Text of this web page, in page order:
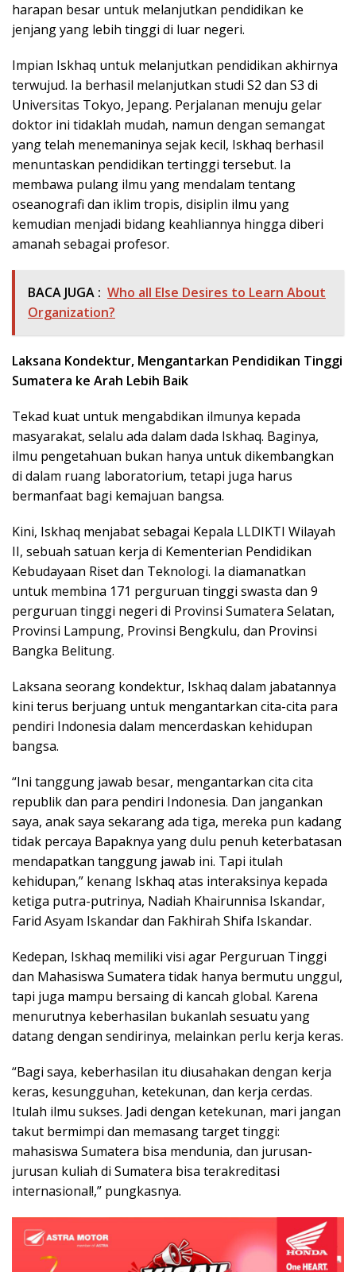
harapan besar untuk melanjutkan pendidikan ke
jenjang yang lebih tinggi di luar negeri.
Impian Iskhaq untuk melanjutkan pendidikan akhirnya
terwujud. Ia berhasil melanjutkan studi S2 dan S3 di
Universitas Tokyo, Jepang. Perjalanan menuju gelar
doktor ini tidaklah mudah, namun dengan semangat
yang telah menemaninya sejak kecil, Iskhaq berhasil
menuntaskan pendidikan tertinggi tersebut. Ia
membawa pulang ilmu yang mendalam tentang
oseanografi dan iklim tropis, disiplin ilmu yang
kemudian menjadi bidang keahliannya hingga diberi
amanah sebagai profesor.
BACA JUGA : Who all Else Desires to Learn About
Organization?
Laksana Kondektur, Mengantarkan Pendidikan Tinggi
Sumatera ke Arah Lebih Baik
Tekad kuat untuk mengabdikan ilmunya kepada
masyarakat, selalu ada dalam dada Iskhaq. Baginya,
ilmu pengetahuan bukan hanya untuk dikembangkan
di dalam ruang laboratorium, tetapi juga harus
bermanfaat bagi kemajuan bangsa.
Kini, Iskhaq menjabat sebagai Kepala LLDIKTI Wilayah
II, sebuah satuan kerja di Kementerian Pendidikan
Kebudayaan Riset dan Teknologi. Ia diamanatkan
untuk membina 171 perguruan tinggi swasta dan 9
perguruan tinggi negeri di Provinsi Sumatera Selatan,
Provinsi Lampung, Provinsi Bengkulu, dan Provinsi
Bangka Belitung.
Laksana seorang kondektur, Iskhaq dalam jabatannya
kini terus berjuang untuk mengantarkan cita-cita para
pendiri Indonesia dalam mencerdaskan kehidupan
bangsa.
“Ini tanggung jawab besar, mengantarkan cita cita
republik dan para pendiri Indonesia. Dan jangankan
saya, anak saya sekarang ada tiga, mereka pun kadang
tidak percaya Bapaknya yang dulu penuh keterbatasan
mendapatkan tanggung jawab ini. Tapi itulah
kehidupan,” kenang Iskhaq atas interaksinya kepada
ketiga putra-putrinya, Nadiah Khairunnisa Iskandar,
Farid Asyam Iskandar dan Fakhirah Shifa Iskandar.
Kedepan, Iskhaq memiliki visi agar Perguruan Tinggi
dan Mahasiswa Sumatera tidak hanya bermutu unggul,
tapi juga mampu bersaing di kancah global. Karena
menurutnya keberhasilan bukanlah sesuatu yang
datang dengan sendirinya, melainkan perlu kerja keras.
“Bagi saya, keberhasilan itu diusahakan dengan kerja
keras, kesungguhan, ketekunan, dan kerja cerdas.
Itulah ilmu sukses. Jadi dengan ketekunan, mari jangan
takut bermimpi dan memasang target tinggi:
mahasiswa Sumatera bisa mendunia, dan jurusan-
jurusan kuliah di Sumatera bisa terakreditasi
internasional!,” pungkasnya.